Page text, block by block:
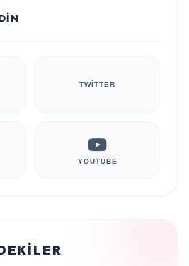
TWITTER
YOUTUBE